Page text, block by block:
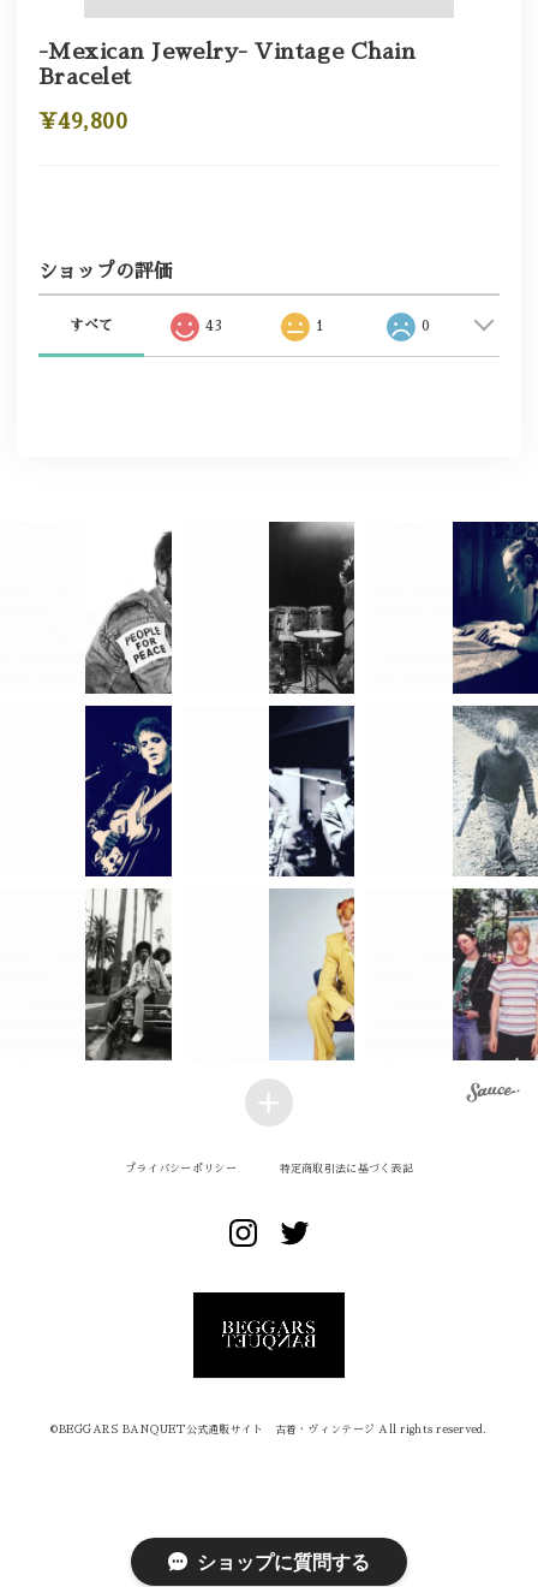
-Mexican Jewelry- Vintage Chain
Bracelet
¥49,800
ショップの評価
すべて 43 1 0
プライバシーポリシー 特定商取引法に基づく表記
©︎BEGGARS BANQUET公式通販サイト 古着・ヴィンテージ All rights reserved.
ショップに質問する